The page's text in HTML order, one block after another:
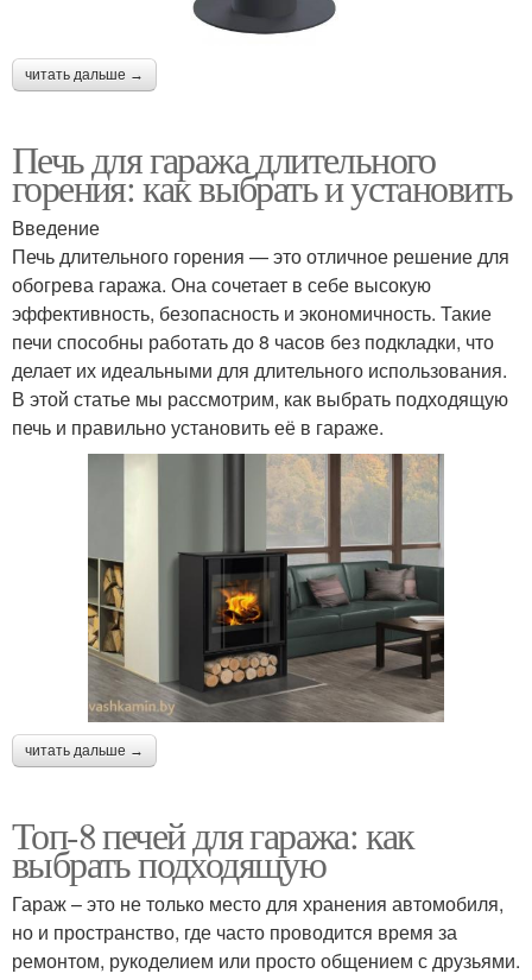
читать дальше →
Печь для гаража длительного
горения: как выбрать и установить
Введение
Печь длительного горения — это отличное решение для
обогрева гаража. Она сочетает в себе высокую
эффективность, безопасность и экономичность. Такие
печи способны работать до 8 часов без подкладки, что
делает их идеальными для длительного использования.
В этой статье мы рассмотрим, как выбрать подходящую
печь и правильно установить её в гараже.
читать дальше →
Топ-8 печей для гаража: как
выбрать подходящую
Гараж – это не только место для хранения автомобиля,
но и пространство, где часто проводится время за
ремонтом, рукоделием или просто общением с друзьями.